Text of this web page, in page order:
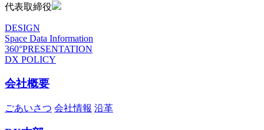
代表取締役
DESIGN
Space Data Information
360°PRESENTATION
DX POLICY
会社概要
ごあいさつ 会社情報 沿革